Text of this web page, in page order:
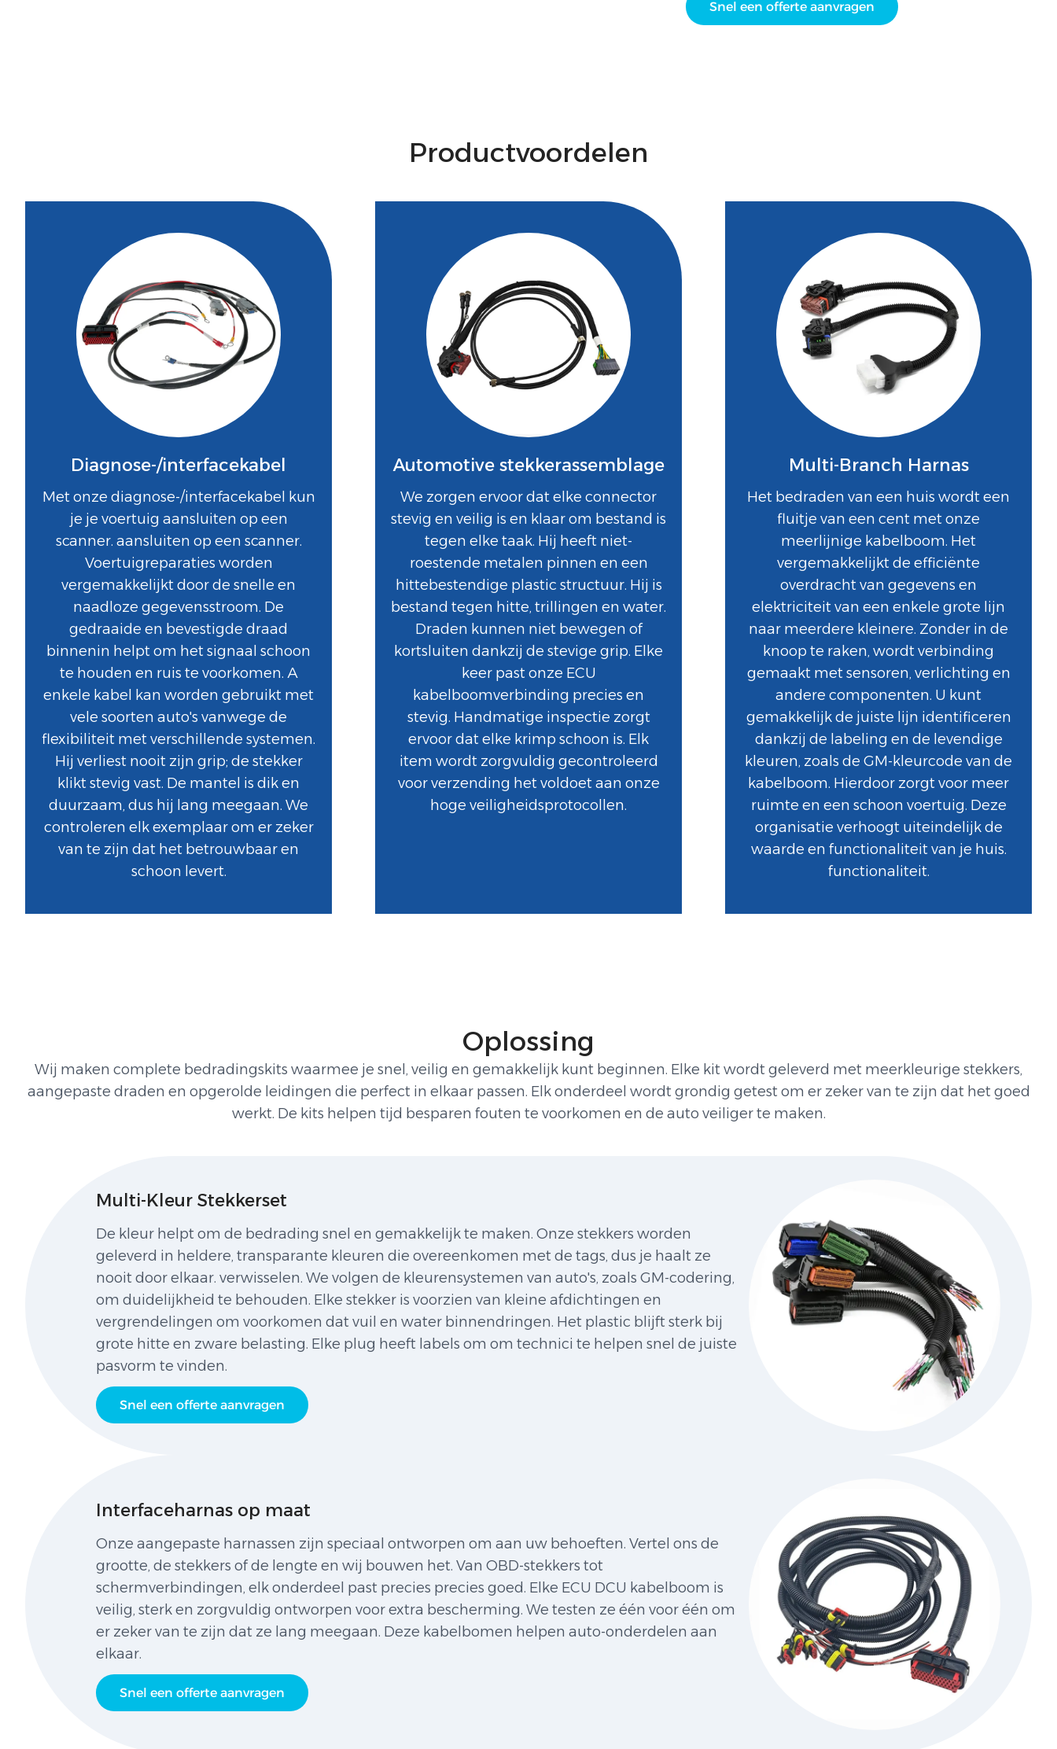
Snel een offerte aanvragen
Productvoordelen
Diagnose-/interfacekabel
Met onze diagnose-/interfacekabel kun
je je voertuig aansluiten op een
scanner. aansluiten op een scanner.
Voertuigreparaties worden
vergemakkelijkt door de snelle en
naadloze gegevensstroom. De
gedraaide en bevestigde draad
binnenin helpt om het signaal schoon
te houden en ruis te voorkomen. A
enkele kabel kan worden gebruikt met
vele soorten auto's vanwege de
flexibiliteit met verschillende systemen.
Hij verliest nooit zijn grip; de stekker
klikt stevig vast. De mantel is dik en
duurzaam, dus hij lang meegaan. We
controleren elk exemplaar om er zeker
van te zijn dat het betrouwbaar en
schoon levert.
Automotive stekkerassemblage
We zorgen ervoor dat elke connector
stevig en veilig is en klaar om bestand is
tegen elke taak. Hij heeft niet-
roestende metalen pinnen en een
hittebestendige plastic structuur. Hij is
bestand tegen hitte, trillingen en water.
Draden kunnen niet bewegen of
kortsluiten dankzij de stevige grip. Elke
keer past onze ECU
kabelboomverbinding precies en
stevig. Handmatige inspectie zorgt
ervoor dat elke krimp schoon is. Elk
item wordt zorgvuldig gecontroleerd
voor verzending het voldoet aan onze
hoge veiligheidsprotocollen.
Multi-Branch Harnas
Het bedraden van een huis wordt een
fluitje van een cent met onze
meerlijnige kabelboom. Het
vergemakkelijkt de efficiënte
overdracht van gegevens en
elektriciteit van een enkele grote lijn
naar meerdere kleinere. Zonder in de
knoop te raken, wordt verbinding
gemaakt met sensoren, verlichting en
andere componenten. U kunt
gemakkelijk de juiste lijn identificeren
dankzij de labeling en de levendige
kleuren, zoals de GM-kleurcode van de
kabelboom. Hierdoor zorgt voor meer
ruimte en een schoon voertuig. Deze
organisatie verhoogt uiteindelijk de
waarde en functionaliteit van je huis.
functionaliteit.
Oplossing
Wij maken complete bedradingskits waarmee je snel, veilig en gemakkelijk kunt beginnen. Elke kit wordt geleverd met meerkleurige stekkers,
aangepaste draden en opgerolde leidingen die perfect in elkaar passen. Elk onderdeel wordt grondig getest om er zeker van te zijn dat het goed
werkt. De kits helpen tijd besparen fouten te voorkomen en de auto veiliger te maken.
Multi-Kleur Stekkerset
De kleur helpt om de bedrading snel en gemakkelijk te maken. Onze stekkers worden
geleverd in heldere, transparante kleuren die overeenkomen met de tags, dus je haalt ze
nooit door elkaar. verwisselen. We volgen de kleurensystemen van auto's, zoals GM-codering,
om duidelijkheid te behouden. Elke stekker is voorzien van kleine afdichtingen en
vergrendelingen om voorkomen dat vuil en water binnendringen. Het plastic blijft sterk bij
grote hitte en zware belasting. Elke plug heeft labels om om technici te helpen snel de juiste
pasvorm te vinden.
Snel een offerte aanvragen
Interfaceharnas op maat
Onze aangepaste harnassen zijn speciaal ontworpen om aan uw behoeften. Vertel ons de
grootte, de stekkers of de lengte en wij bouwen het. Van OBD-stekkers tot
schermverbindingen, elk onderdeel past precies precies goed. Elke ECU DCU kabelboom is
veilig, sterk en zorgvuldig ontworpen voor extra bescherming. We testen ze één voor één om
er zeker van te zijn dat ze lang meegaan. Deze kabelbomen helpen auto-onderdelen aan
elkaar.
Snel een offerte aanvragen